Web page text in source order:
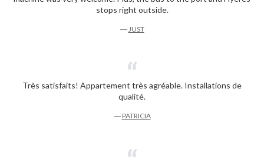
stops right outside.
― JUST
Très satisfaits! Appartement très agréable. Installations de
qualité.
― PATRICIA